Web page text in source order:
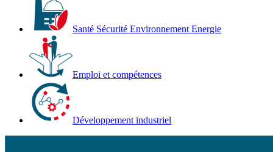
Santé Sécurité Environnement Energie
Emploi et compétences
Développement industriel